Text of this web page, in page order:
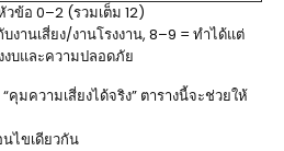
ข้อ 0–2 (รวมเต็ม 12)
งานเสี่ยง/งานโรงงาน, 8–9 = ทำได้แต่
งบและความปลอดภัย
คุมความเสี่ยงได้จริง” ตารางนี้จะช่วยให้
นไขเดียวกัน